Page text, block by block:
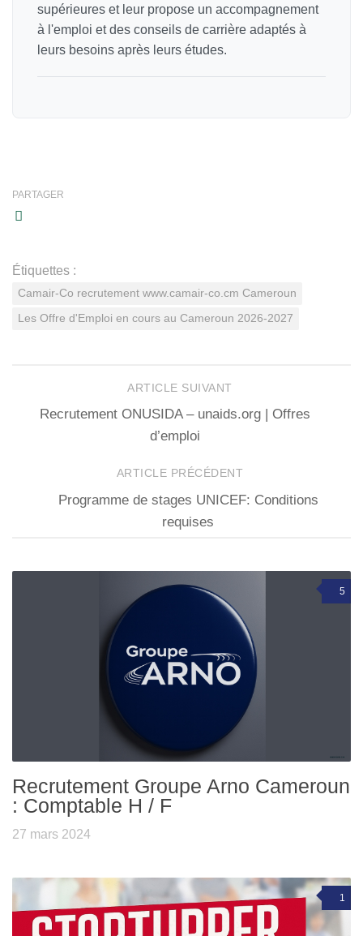
supérieures et leur propose un accompagnement
à l'emploi et des conseils de carrière adaptés à
leurs besoins après leurs études.
PARTAGER
Étiquettes :
Camair-Co recrutement www.camair-co.cm Cameroun
Les Offre d'Emploi en cours au Cameroun 2026-2027
ARTICLE SUIVANT
Recrutement ONUSIDA – unaids.org | Offres
d’emploi
ARTICLE PRÉCÉDENT
Programme de stages UNICEF: Conditions
requises
5
Recrutement Groupe Arno Cameroun
: Comptable H / F
27 mars 2024
1